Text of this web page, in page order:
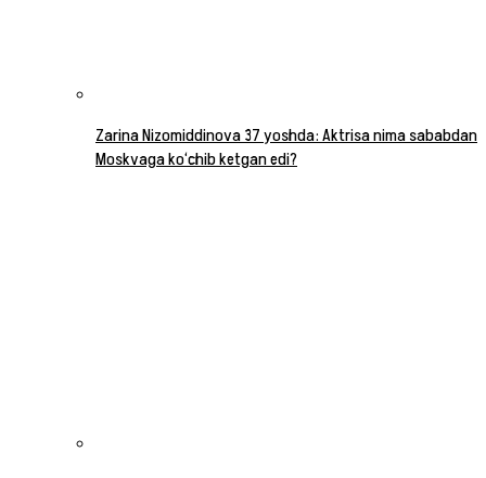
Zarina Nizomiddinova 37 yoshda: Aktrisa nima sababdan
Moskvaga ko‘chib ketgan edi?